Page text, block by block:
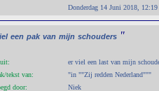
Donderdag 14 Juni 2018, 12:19
een pak van mijn schouders "
er viel een last van mijn
tekst van:
"in ""Zij redden Nederland"""
door:
Niek